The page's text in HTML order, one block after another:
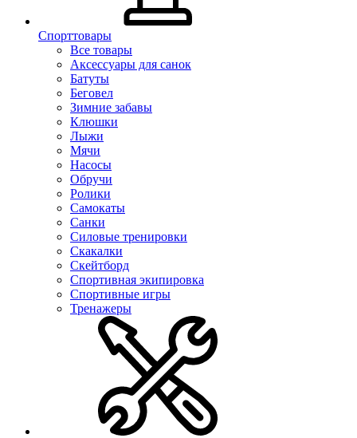
Спорттовары
Все товары
Аксессуары для санок
Батуты
Беговел
Зимние забавы
Клюшки
Лыжи
Мячи
Насосы
Обручи
Ролики
Самокаты
Санки
Силовые тренировки
Скакалки
Скейтборд
Спортивная экипировка
Спортивные игры
Тренажеры